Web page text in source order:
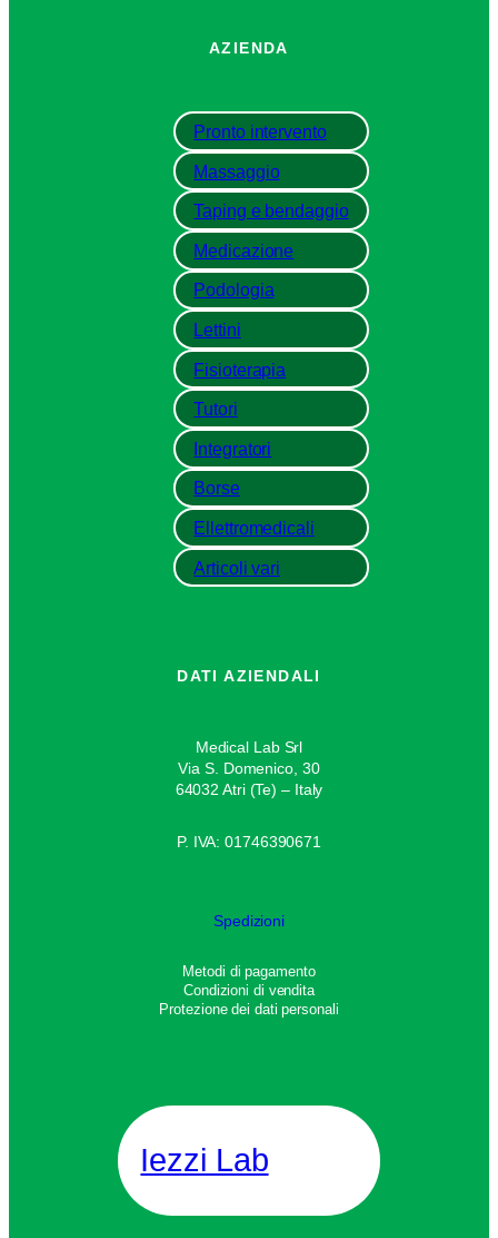
AZIENDA
Pronto intervento
Massaggio
Taping e bendaggio
Medicazione
Podologia
Lettini
Fisioterapia
Tutori
Integratori
Borse
Ellettromedicali
Articoli vari
DATI AZIENDALI
Medical Lab Srl
Via S. Domenico, 30
64032 Atri (Te) – Italy
P. IVA: 01746390671
Spedizioni
Metodi di pagamento
Condizioni di vendita
Protezione dei dati personali
Iezzi Lab